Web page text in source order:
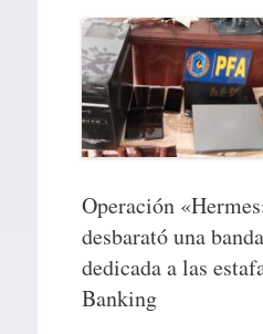
Operación
desbarató una
dedicada a las
Banking